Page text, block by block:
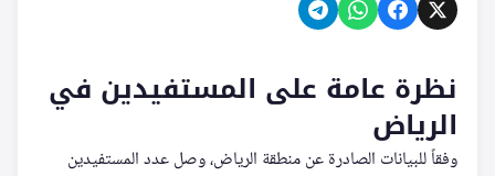
نظرة عامة على المستفيدين في
الرياض
وفقاً للبيانات الصادرة عن منطقة الرياض، وصل عدد المستفيدين